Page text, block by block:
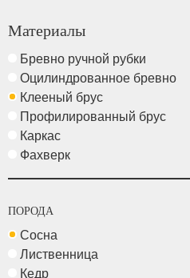
Материалы
Бревно ручной рубки
Оцилиндрованное бревно
Клееный брус
Профилированный брус
Каркас
Фахверк
ПОРОДА
Сосна
Лиственница
Кедр